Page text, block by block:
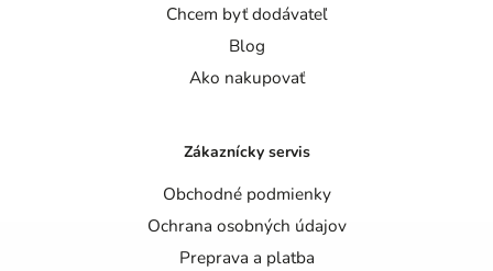
Chcem byť dodávateľ
Blog
Ako nakupovať
Zákaznícky servis
Obchodné podmienky
Ochrana osobných údajov
Preprava a platba